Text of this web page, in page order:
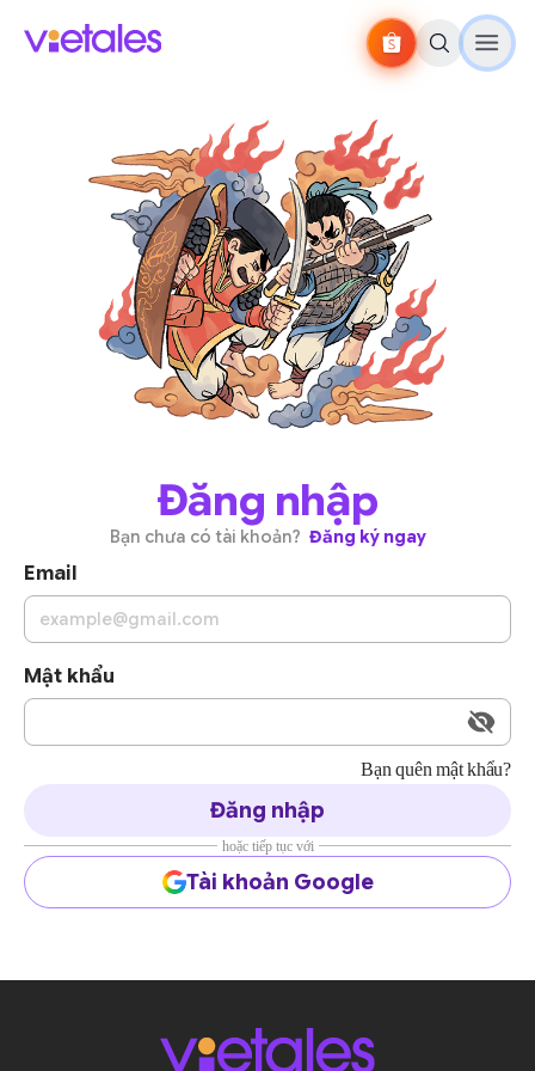
Đăng nhập
Bạn chưa có tài khoản? Đăng ký ngay
Email
Mật khẩu
Bạn quên mật khẩu?
Đăng nhập
hoặc tiếp tục với
Tài khoản Google